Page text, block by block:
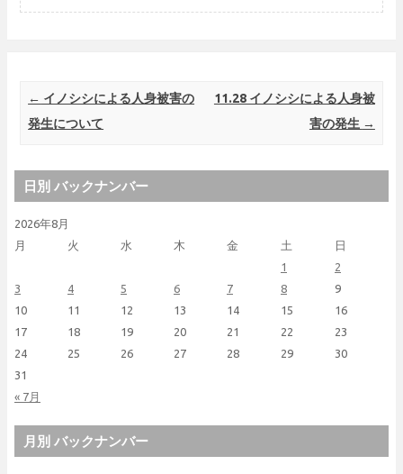
Post navigation
← イノシシによる人身被害の
発生について
11.28 イノシシによる人身被
害の発生 →
日別 バックナンバー
2026年8月
月
火 水 木 金 土 日
« 7月
1
2
3
4 5 6 7 8
9
10
11 12 13 14 15
16
17
18 19 20 21 22
23
24
25 26 27 28 29
30
31
月別 バックナンバー